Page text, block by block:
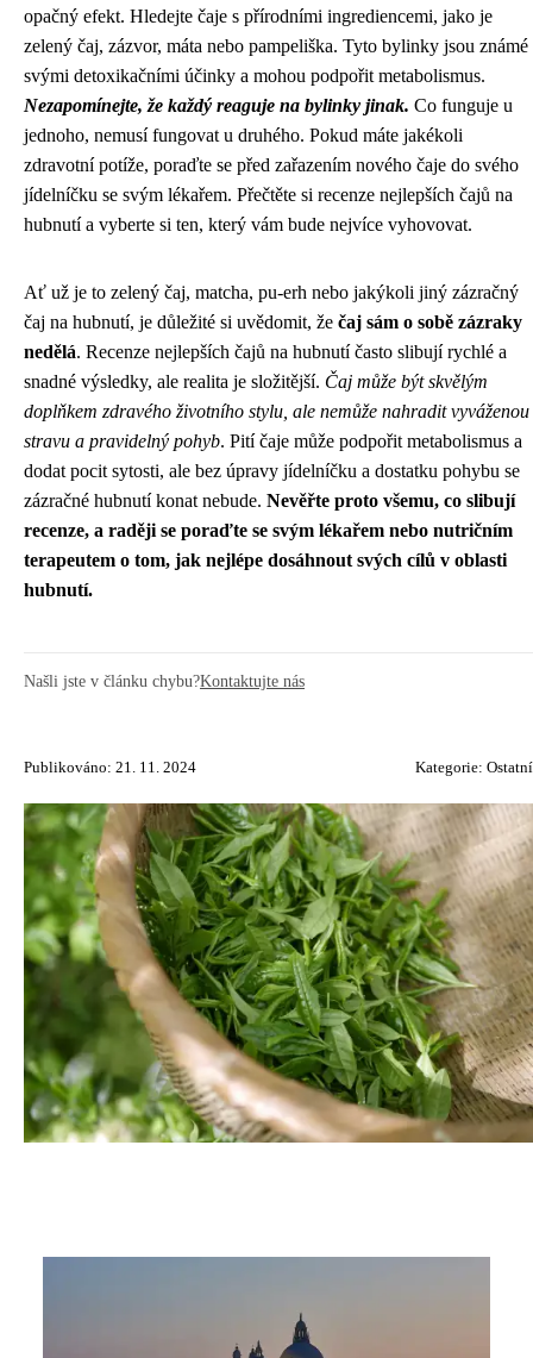
opačný efekt. Hledejte čaje s přírodními ingrediencemi, jako je
zelený čaj, zázvor, máta nebo pampeliška. Tyto bylinky jsou známé
svými detoxikačními účinky a mohou podpořit metabolismus.
Nezapomínejte, že každý reaguje na bylinky jinak. Co funguje u
jednoho, nemusí fungovat u druhého. Pokud máte jakékoli
zdravotní potíže, poraďte se před zařazením nového čaje do svého
jídelníčku se svým lékařem. Přečtěte si recenze nejlepších čajů na
hubnutí a vyberte si ten, který vám bude nejvíce vyhovovat.
Ať už je to zelený čaj, matcha, pu-erh nebo jakýkoli jiný zázračný
čaj na hubnutí, je důležité si uvědomit, že čaj sám o sobě zázraky
nedělá. Recenze nejlepších čajů na hubnutí často slibují rychlé a
snadné výsledky, ale realita je složitější. Čaj může být skvělým
doplňkem zdravého životního stylu, ale nemůže nahradit vyváženou
stravu a pravidelný pohyb. Pití čaje může podpořit metabolismus a
dodat pocit sytosti, ale bez úpravy jídelníčku a dostatku pohybu se
zázračné hubnutí konat nebude. Nevěřte proto všemu, co slibují
recenze, a raději se poraďte se svým lékařem nebo nutričním
terapeutem o tom, jak nejlépe dosáhnout svých cílů v oblasti
hubnutí.
Našli jste v článku chybu?Kontaktujte nás
Publikováno: 21. 11. 2024 Kategorie: Ostatní